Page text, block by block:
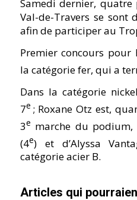
Samedi dernier,
Val-de-Travers se sont
afin de participer au
Premier concours pour
la catégorie fer, qui a
Dans la catégorie
7e ; Roxane Otz est,
3e marche du podium,
(4e) et d’Alyssa
catégorie acier B.
Articles qui